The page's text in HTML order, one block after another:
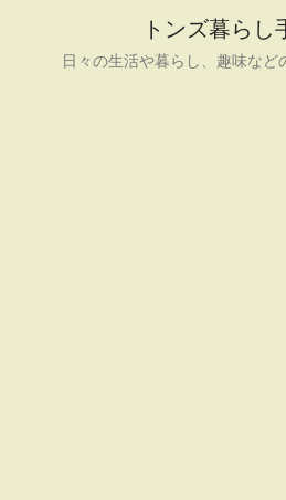
トンズ暮らし
日々の生活や暮らし、趣味など